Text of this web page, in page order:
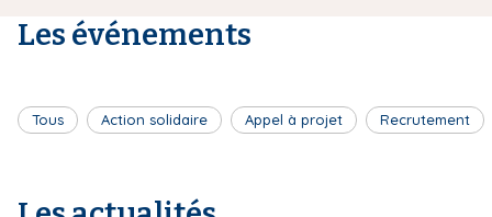
Les événements
Tous Action solidaire Appel à projet Recrutement